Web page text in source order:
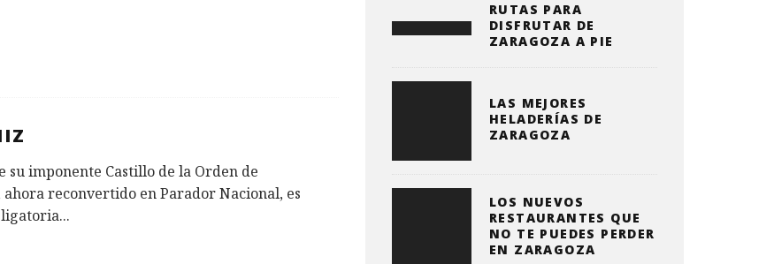
su imponente Castillo de la Orden de
ahora reconvertido en Parador Nacional, es
...
RUTAS PARA
DISFRUTAR DE
ZARAGOZA A PIE
LAS MEJORES
HELADERÍAS DE
ZARAGOZA
LOS NUEVOS
RESTAURANTES QUE
NO TE PUEDES PERDER
EN ZARAGOZA